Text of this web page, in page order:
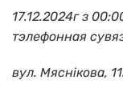
17.12.2024г з
тэлефонная
вул. Мяснiкова,